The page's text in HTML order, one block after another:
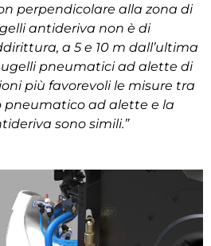
perpendicolare alla zona di
antideriva non è di
a 5 e 10 m dall’ultima
pneumatici ad alette di
più favorevoli le misure tra
pneumatico ad alette e la
sono simili.”